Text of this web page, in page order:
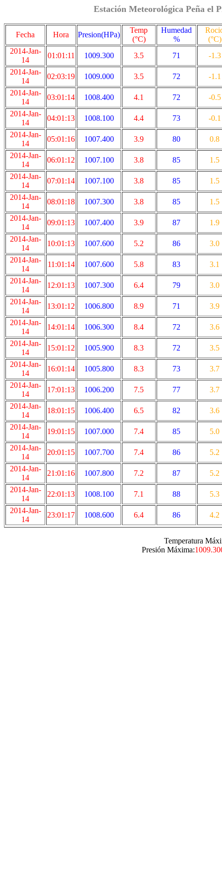
Estación Meteorológica Peña el
Fecha Hora Presion(HPa)
Temp
(°C)
Humedad
%
(°C)
2014-Jan-
14
01:01:11 1009.300 3.5 71
-1.3
2014-Jan-
14
02:03:19 1009.000 3.5 72
-1.1
2014-Jan-
14
03:01:14 1008.400 4.1 72
-0.5
2014-Jan-
14
04:01:13 1008.100 4.4 73
-0.1
2014-Jan-
14
05:01:16 1007.400 3.9 80
0.8
2014-Jan-
14
06:01:12 1007.100 3.8 85
1.5
2014-Jan-
14
07:01:14 1007.100 3.8 85
1.5
2014-Jan-
14
08:01:18 1007.300 3.8 85
1.5
2014-Jan-
14
09:01:13 1007.400 3.9 87
1.9
2014-Jan-
14
10:01:13 1007.600 5.2 86
3.0
2014-Jan-
14
11:01:14 1007.600 5.8 83
3.1
2014-Jan-
14
12:01:13 1007.300 6.4 79
3.0
2014-Jan-
14
13:01:12 1006.800 8.9 71
3.9
2014-Jan-
14
14:01:14 1006.300 8.4 72
3.6
2014-Jan-
14
15:01:12 1005.900 8.3 72
3.5
2014-Jan-
14
16:01:14 1005.800 8.3 73
3.7
2014-Jan-
14
17:01:13 1006.200 7.5 77
3.7
2014-Jan-
14
18:01:15 1006.400 6.5 82
3.6
2014-Jan-
14
19:01:15 1007.000 7.4 85
5.0
2014-Jan-
14
20:01:15 1007.700 7.4 86
5.2
2014-Jan-
14
21:01:16 1007.800 7.2 87
5.2
2014-Jan-
14
22:01:13 1008.100 7.1 88
5.3
2014-Jan-
14
23:01:17 1008.600 6.4 86 4.2
Temperatura
Presión Máxima: